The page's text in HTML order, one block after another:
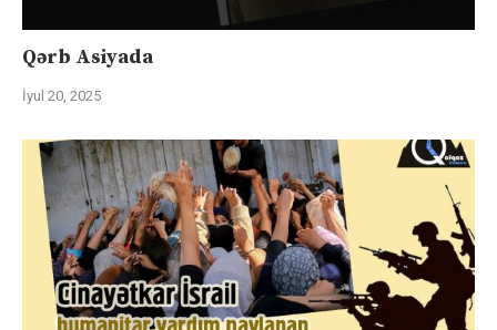
Qərb Asiyada
İyul 20, 2025